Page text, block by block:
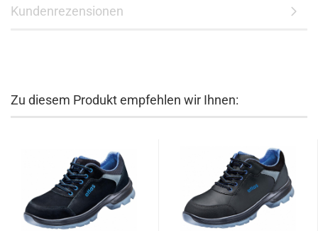
Kundenrezensionen
Zu diesem Produkt empfehlen wir Ihnen: